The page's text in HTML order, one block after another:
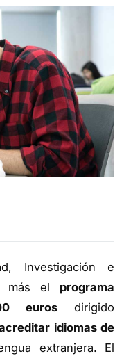
Investigación e
más el programa
euros dirigido
idiomas de
extranjera. El